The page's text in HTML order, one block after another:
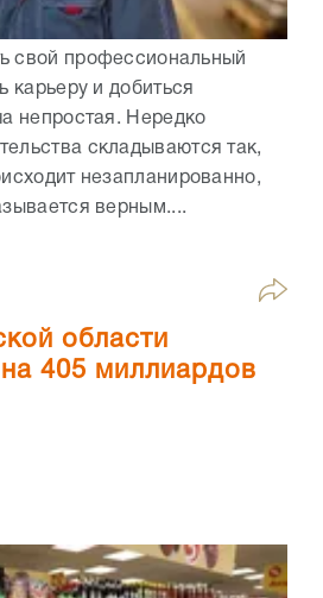
свой профессиональный
карьеру и добиться
непростая. Нередко
складываются так,
незапланированно,
верным....
области
405 миллиардов